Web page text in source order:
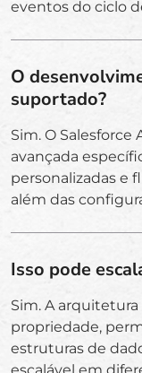
eventos do ciclo
O
suportado?
Sim. O
avançada
personalizadas e
além das
Isso pode
Sim. A
propriedade,
estruturas de